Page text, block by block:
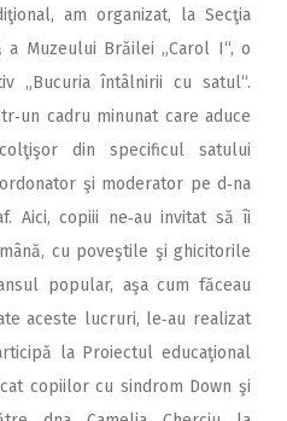
am organizat, la Secţia
Muzeului Brăilei „Carol I“, o
„Bucuria întâlnirii cu satul“.
cadru minunat care aduce
din specificul satului
şi moderator pe d‑na
Aici, copiii ne‑au invitat să îi
cu poveştile şi ghicitorile
popular, aşa cum făceau
aceste lucruri, le‑au realizat
la Proiectul educaţional
copiilor cu sindrom Down şi